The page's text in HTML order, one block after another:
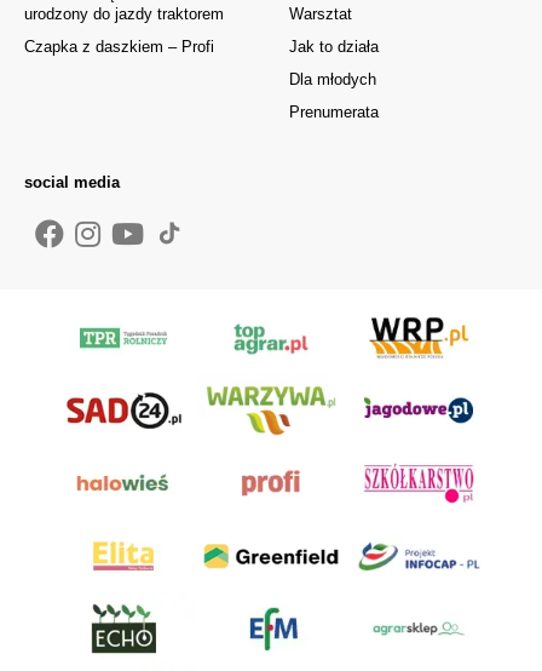
Warsztat
Jak to działa
Dla młodych
Prenumerata
urodzony do jazdy traktorem
Czapka z daszkiem – Profi
social media